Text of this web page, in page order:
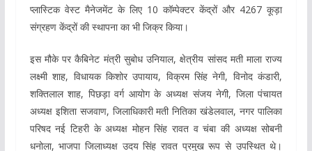
प्लास्टिक वेस्ट मैनेजमेंट के लिए 10 कॉम्पेक्टर केंद्रों और 4267 कूड़ा
संग्रहण केंद्रों की स्थापना का भी जिक्र किया।
इस मौके पर कैबिनेट मंत्री सुबोध उनियाल, क्षेत्रीय सांसद मती माला राज्य
लक्ष्मी शाह, विधायक किशोर उपायाय, विक्रम सिंह नेगी, विनोद कंडारी,
शक्तिलाल शाह, पिछड़ा वर्ग आयोग के अध्यक्ष संजय नेगी, जिला पंचायत
अध्यक्ष इशिता सजवाण, जिलाधिकारी मती नितिका खंडेलवाल, नगर पालिका
परिषद नई टिहरी के अध्यक्ष मोहन सिंह रावत व चंबा की अध्यक्ष सोबनी
धनोला, भाजपा जिलाध्यक्ष उदय सिंह रावत प्रमुख रूप से उपस्थित थे।